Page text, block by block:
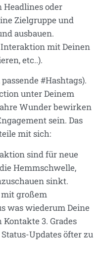
oder
Zielgruppe und
ausbauen.
mit Deinen
etc..).
#Hashtags).
unter Deinem
Wunder bewirken
sein. Das
mit sich:
sind für neue
Hemmschwelle,
sinkt.
großem
was wiederum Deine
3. Grades
Updates öfter zu